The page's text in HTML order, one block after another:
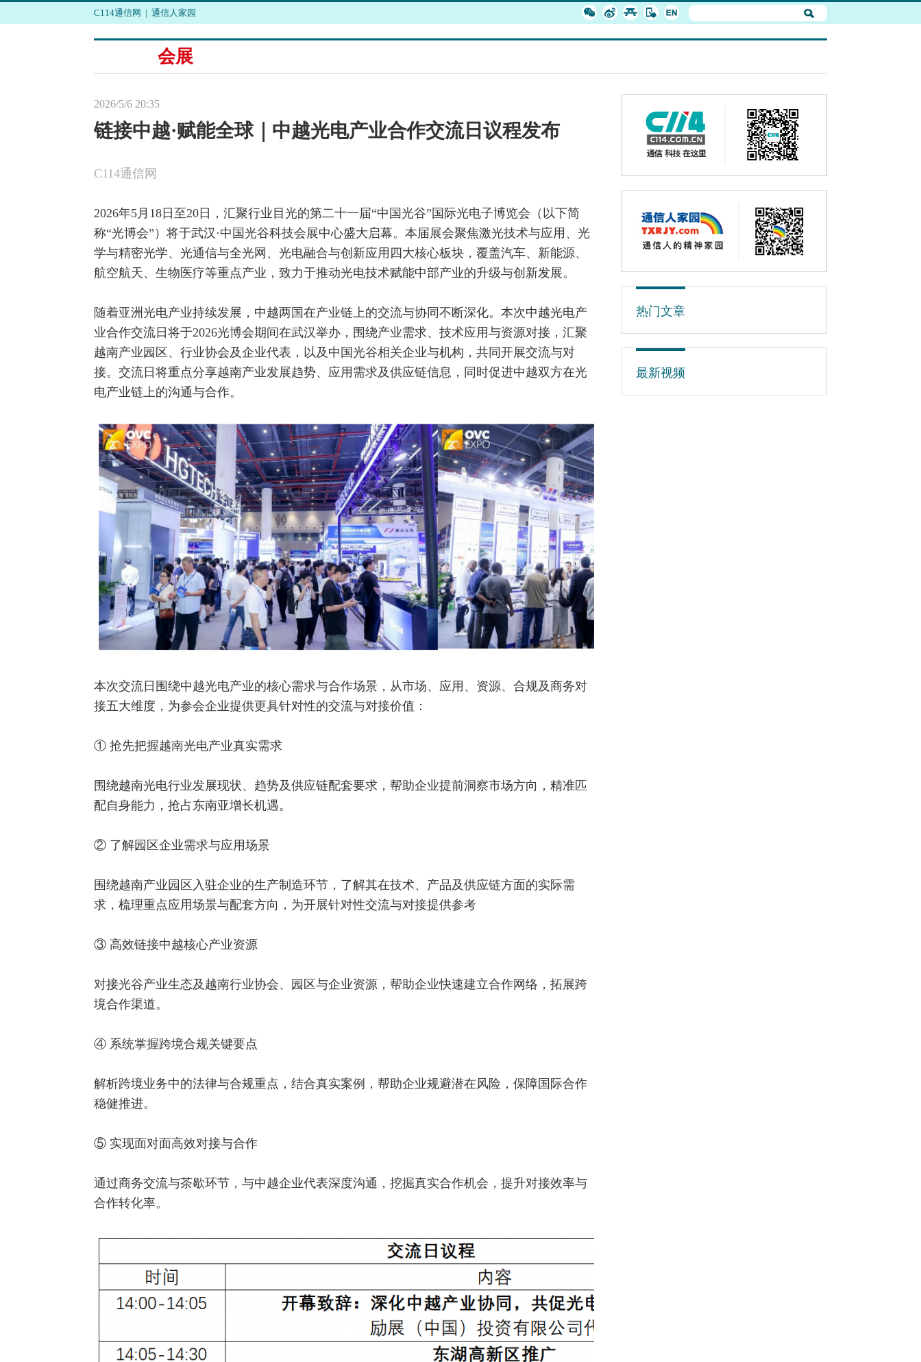
C114通信网 | 通信人家园
会展
2026/5/6 20:35
链接中越·赋能全球｜中越光电产业合作交流日议程发布
C114通信网
2026年5月18日至20日，汇聚行业目光的第二十一届“中国光谷”国际光电子博览会（以下简
称“光博会”）将于武汉·中国光谷科技会展中心盛大启幕。本届展会聚焦激光技术与应用、光
学与精密光学、 光通信与全光网、光电融合与创新应用四大核心板块，覆盖汽车、新能源、
航空航天、生物医疗等重点产业，致力于推动光电技术赋能中部产业的升级与创新发展。
随着亚洲光电产业持续发展，中越两国在产业链上的交流与协同不断深化。本次中越光电产
业合作交流日将于2026光博会期间在武汉举办，围绕产业需求、技术应用与资源对接，汇聚
越南产业园区、行业协会及企业代表，以及中国光谷相关企业与机构，共同开展交流与对
接。交流日将重点分享越南产业发展趋势、应用需求及供应链信息，同时促进中越双方在光
电产业链上的沟通与合作。
本次交流日围绕中越光电产业的核心需求与合作场景，从市场、应用、资源、合规及商务对
接五大维度，为参会企业提供更具针对性的交流与对接价值：
① 抢先把握越南光电产业真实需求
围绕越南光电行业发展现状、趋势及供应链配套要求，帮助企业提前洞察市场方向，精准匹
配自身能力，抢占东南亚增长机遇。
② 了解园区企业需求与应用场景
围绕越南产业园区入驻企业的生产制造环节，了解其在技术、产品及供应链方面的实际需
求，梳理重点应用场景与配套方向，为开展针对性交流与对接提供参考
③ 高效链接中越核心产业资源
对接光谷产业生态及越南行业协会、园区与企业资源，帮助企业快速建立合作网络 ，拓展跨
境合作渠道。
④ 系统掌握跨境合规关键要点
解析跨境业务中的法律与合规重点，结合真实案例，帮助企业规避潜在风险，保障国际合作
稳健推进。
⑤ 实现面对面高效对接与合作
通过商务交流与茶歇环节，与中越企业代表深度沟通，挖掘真实合作机会，提升对接效率与
合作转化率。
热门文章
最新视频